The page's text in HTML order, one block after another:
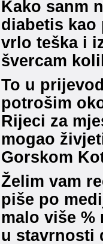
Kako sanm
diabetis kao
vrlo teška i
švercam
To u
potrošim
Rijeci za
mogao
Gorskom
Želim vam
piše po
malo više
u stavrnosti